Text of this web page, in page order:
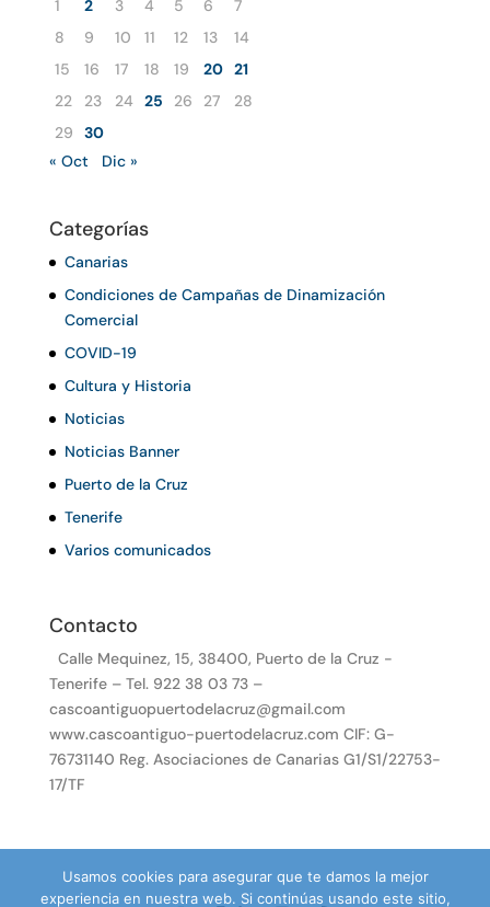
1
2 3 4 5 6
7
8
9 10 11 12 13
14
15
16 17 18 19 20 21
22
23 24 25 26 27
28
29
30
« Oct
Dic »
Categorías
Canarias
Condiciones de Campañas de Dinamización
Comercial
COVID-19
Cultura y Historia
Noticias
Noticias Banner
Puerto de la Cruz
Tenerife
Varios comunicados
Contacto
Calle Mequinez, 15, 38400, Puerto de la Cruz -
Tenerife – Tel. 922 38 03 73 –
cascoantiguopuertodelacruz@gmail.com
www.cascoantiguo-puertodelacruz.com CIF: G-
76731140 Reg. Asociaciones de Canarias G1/S1/22753-
17/TF
Usamos cookies para asegurar que te damos la mejor
experiencia en nuestra web. Si continúas usando este sitio,